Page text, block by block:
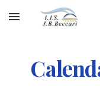
Skip to main content